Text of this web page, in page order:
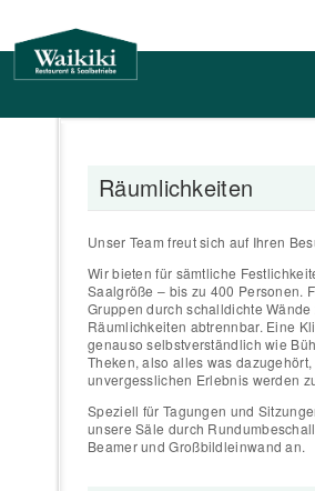
Räumlichkeiten
Unser Team freut sich auf Ihren
Wir bieten für sämtliche
Saalgröße – bis zu 400 Personen.
Gruppen durch schalldichte
Räumlichkeiten abtrennbar. Eine
genauso selbstverständlich wie
Theken, also alles was dazugehört,
unvergesslichen Erlebnis werden
Speziell für Tagungen und
unsere Säle durch
Beamer und Großbildleinwand an.